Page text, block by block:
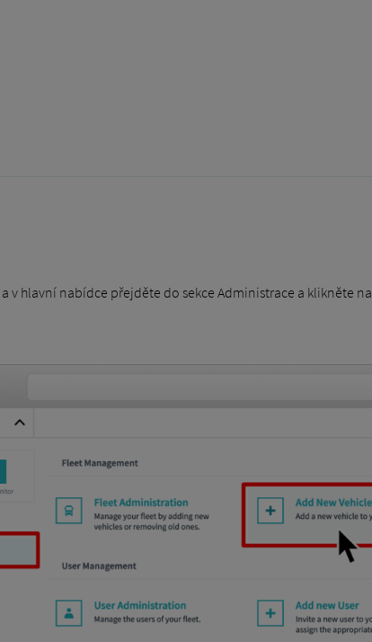
a v hlavní nabídce přejděte do sekce Administrace a klikněte na